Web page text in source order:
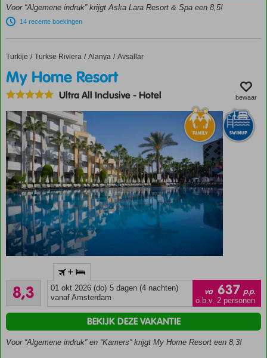
Accommodatie met een
GSTC erkend
duurzaamheidscertificaat
Voor de
familievakantie
Elke dag wat te
animatieprogramma
Adventure
Park &
Wet 'N
Wild
Aquapark
voor
ultiem
plezier!
Culinair
genieten in
maar liefst 6 à-
carterestaurants
Voor “Algemene indruk” krijgt Aska Lara Resort & Spa een 8,5!
14 recente boekingen
Home
Turkije Turkse Riviera Alanya Avsallar
My Home Resort
My Home Resort
Ultra All Inclusive-Hotel bewaar
Gemoedelijk
bij een fijn
zandstrand
Zwembaden
8,3
Zeer goed
379
beoordelingen
+
01 okt 2026 (do) 5 dagen (4 nachten)
vanaf Amsterdam
va 637 p.p.
o.b.v. 2 personen
Voor “Algemene indruk” en “Kamers” krijgt My Home Resort een 8,3!
BEKIJK DEZE VAKANTIE